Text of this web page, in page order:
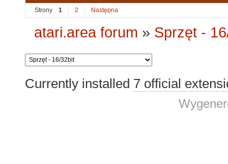
Strony 1 2 Następna
atari.area forum » Sprzęt -
Currently installed 7 official